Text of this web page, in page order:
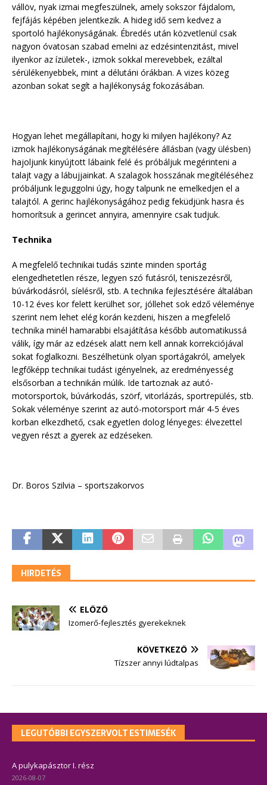
vállöv, nyak izmai megfeszülnek, amely sokszor fájdalom,
fejfájás képében jelentkezik. A hideg idő sem kedvez a
sportoló hajlékonyságának. Ébredés után közvetlenül csak
nagyon óvatosan szabad emelni az edzésintenzitást, mivel
ilyenkor az ízületek-, izmok sokkal merevebbek, ezáltal
sérülékenyebbek, mint a délutáni órákban. A vizes közeg
azonban sokat segít a hajlékonyság fokozásában.
Hogyan lehet megállapítani, hogy ki milyen hajlékony? Az
izmok hajlékonyságának megítélésére állásban (vagy ülésben)
hajoljunk kinyújtott lábaink felé és próbáljuk megérinteni a
talajt vagy a lábujjainkat. A szalagok hosszának megítéléséhez
próbáljunk leguggolni úgy, hogy talpunk ne emelkedjen el a
talajtól. A gerinc hajlékonyságához pedig feküdjünk hasra és
homorítsuk a gerincet annyira, amennyire csak tudjuk.
Technika
A megfelelő technikai tudás szinte minden sportág
elengedhetetlen része, legyen szó futásról, teniszezésről,
búvárkodásról, síelésről, stb. A technika fejlesztésére általában
10-12 éves kor felett kerülhet sor, jóllehet sok edző véleménye
szerint nem lehet elég korán kezdeni, hiszen a megfelelő
technika minél hamarabbi elsajátítása később automatikussá
válik, így már az edzések alatt nem kell annak korrekciójával
sokat foglalkozni. Beszélhetünk olyan sportágakról, amelyek
legfőképp technikai tudást igényelnek, az eredményesség
elsősorban a technikán múlik. Ide tartoznak az autó-
motorsportok, búvárkodás, szörf, vitorlázás, sportrepülés, stb.
Sokak véleménye szerint az autó-motorsport már 4-5 éves
korban elkezdhető, csak egyetlen dolog lényeges: élvezettel
vegyen részt a gyerek az edzéseken.
Dr. Boros Szilvia – sportszakorvos
HIRDETÉS
ELŐZŐ
Izomerő-fejlesztés gyerekeknek
KÖVETKEZŐ
Tízszer annyi lúdtalpas
LEGUTÓBBI EGYSZERVOLT ESTIMESÉK
A pulykapásztor I. rész
2026-08-07